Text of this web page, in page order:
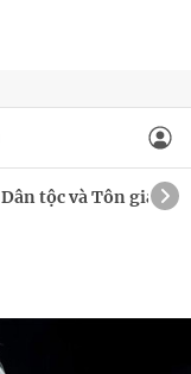
Dân tộc và Tôn giáo